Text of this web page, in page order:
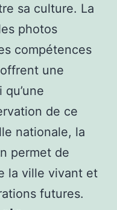
sa culture. La
photos
compétences
une
de ce
nationale, la
permet de
la ville vivant et
futures.